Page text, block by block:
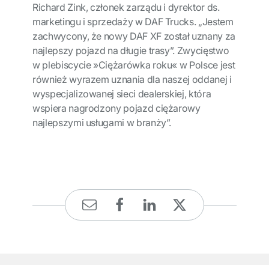
Richard Zink, członek zarządu i dyrektor ds.
marketingu i sprzedaży w DAF Trucks. „Jestem
zachwycony, że nowy DAF XF został uznany za
najlepszy pojazd na długie trasy”. Zwycięstwo
w plebiscycie »Ciężarówka roku« w Polsce jest
również wyrazem uznania dla naszej oddanej i
wyspecjalizowanej sieci dealerskiej, która
wspiera nagrodzony pojazd ciężarowy
najlepszymi usługami w branży”.